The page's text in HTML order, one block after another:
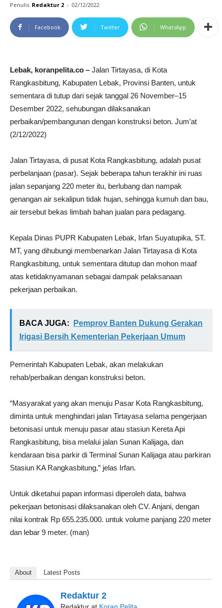
Penulis Redaktur 2 - 02/12/2022
Facebook Twitter WhatsApp
Lebak, koranpelita.co – Jalan Tirtayasa, di Kota
Rangkasbitung, Kabupaten Lebak, Provinsi Banten, untuk
sementara di tutup dari sejak tanggal 26 November–15
Desember 2022, sehubungan dilaksanakan
perbaikan/pembangunan dengan konstruksi beton. Jum’at
(2/12/2022)
Jalan Tirtayasa, di pusat Kota Rangkasbitung, adalah pusat
perbelanjaan (pasar). Sejak beberapa tahun terakhir ini ruas
jalan sepanjang 220 meter itu, berlubang dan nampak
genangan air sekalipun tidak hujan, sehingga kumuh dan bau,
air tersebut bekas limbah bahan jualan para pedagang.
Kepala Dinas PUPR Kabupaten Lebak, Irfan Suyatupika, ST.
MT, yang dihubungi membenarkan Jalan Tirtayasa di Kota
Rangkasbitung, untuk sementara ditutup dan mohon maaf
atas ketidaknyamanan sebagai dampak pelaksanaan
pekerjaan perbaikan.
BACA JUGA:
Pemprov Banten Dukung Gerakan
Irigasi Bersih Kementerian Pekerjaan Umum
Pemerintah Kabupaten Lebak, akan melakukan
rehab/perbaikan dengan konstruksi beton.
“Masyarakat yang akan menuju Pasar Kota Rangkasbitung,
diminta untuk menghindari jalan Tirtayasa selama pengerjaan
betonisasi untuk menuju pasar atau stasiun Kereta Api
Rangkasbitung, bisa melalui jalan Sunan Kalijaga, dan
kendaraan bisa parkir di Terminal Sunan Kalijaga atau parkiran
Stasiun KA Rangkasbitung,” jelas Irfan.
Untuk diketahui papan informasi diperoleh data, bahwa
pekerjaan betonisasi dilaksanakan oleh CV. Anjani, dengan
nilai kontrak Rp 655.235.000. untuk volume panjang 220 meter
dan lebar 9 meter. (man)
About Latest Posts
Redaktur 2